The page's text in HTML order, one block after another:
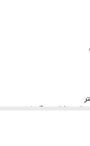
مکالمه: 40 ساعت
1 ساعت